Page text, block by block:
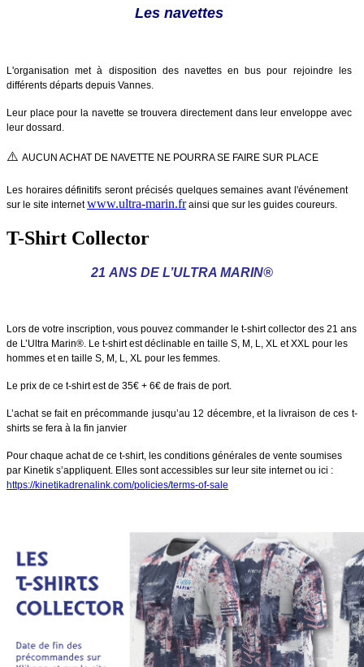
Les navettes
L'organisation met à disposition des navettes en bus pour rejoindre les
différents départs depuis Vannes.
Leur place pour la navette se trouvera directement dans leur enveloppe avec
leur dossard.
⚠️ AUCUN ACHAT DE NAVETTE NE POURRA SE FAIRE SUR PLACE
Les horaires définitifs seront précisés quelques semaines avant l'événement
sur le site internetwww.ultra-marin.fr ainsi que sur les guides coureurs.
T-Shirt Collector
21 ANS DE L’ULTRA MARIN®
Lors de votre inscription, vous pouvez commander le t-shirt collector des 21 ans
de L’Ultra Marin®. Le t-shirt est déclinable en taille S, M, L, XL et XXL pour les
hommes et en taille S, M, L, XL pour les femmes.
Le prix de ce t-shirt est de 35€ + 6€ de frais de port.
L’achat se fait en précommande jusqu’au 12 décembre, et la livraison de ces t-
shirts se fera à la fin janvier
Pour chaque achat de ce t-shirt, les conditions générales de vente soumises
par Kinetik s’appliquent. Elles sont accessibles sur leur site internet ou ici :
https://kinetikadrenalink.com/policies/terms-of-sale